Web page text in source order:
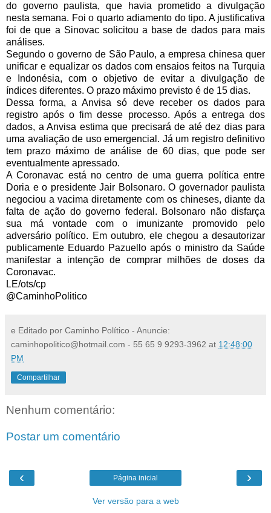
do governo paulista, que havia prometido a divulgação
nesta semana. Foi o quarto adiamento do tipo. A justificativa
foi de que a Sinovac solicitou a base de dados para mais
análises.
Segundo o governo de São Paulo, a empresa chinesa quer
unificar e equalizar os dados com ensaios feitos na Turquia
e Indonésia, com o objetivo de evitar a divulgação de
índices diferentes. O prazo máximo previsto é de 15 dias.
Dessa forma, a Anvisa só deve receber os dados para
registro após o fim desse processo. Após a entrega dos
dados, a Anvisa estima que precisará de até dez dias para
uma avaliação de uso emergencial. Já um registro definitivo
tem prazo máximo de análise de 60 dias, que pode ser
eventualmente apressado.
A Coronavac está no centro de uma guerra política entre
Doria e o presidente Jair Bolsonaro. O governador paulista
negociou a vacima diretamente com os chineses, diante da
falta de ação do governo federal. Bolsonaro não disfarça
sua má vontade com o imunizante promovido pelo
adversário político. Em outubro, ele chegou a desautorizar
publicamente Eduardo Pazuello após o ministro da Saúde
manifestar a intenção de comprar milhões de doses da
Coronavac.
LE/ots/cp
@CaminhoPolitico
e Editado por Caminho Político - Anuncie:
caminhopolitico@hotmail.com - 55 65 9 9293-3962 at 12:48:00
PM
Compartilhar
Nenhum comentário:
Postar um comentário
‹ ›
Página inicial
Ver versão para a web